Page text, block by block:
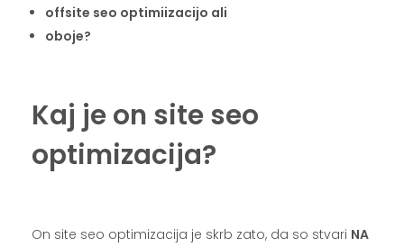
offsite seo optimiizacijo ali
oboje?
Kaj je on site seo
optimizacija?
On site seo optimizacija je skrb zato, da so stvari NA